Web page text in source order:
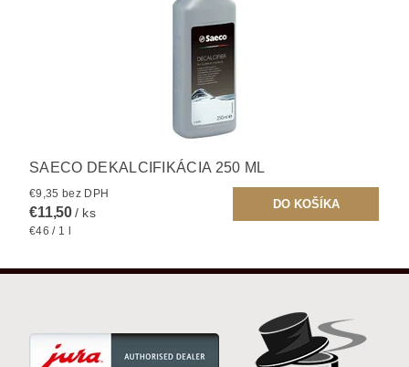
SAECO DEKALCIFIKÁCIA 250 ML
€9,35 bez DPH
€11,50/ ks
€46 / 1 l